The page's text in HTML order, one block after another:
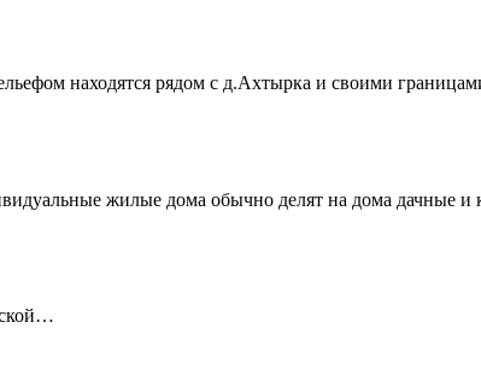
находятся рядом с д.Ахтырка и своими
жилые дома обычно делят на дома дачные и